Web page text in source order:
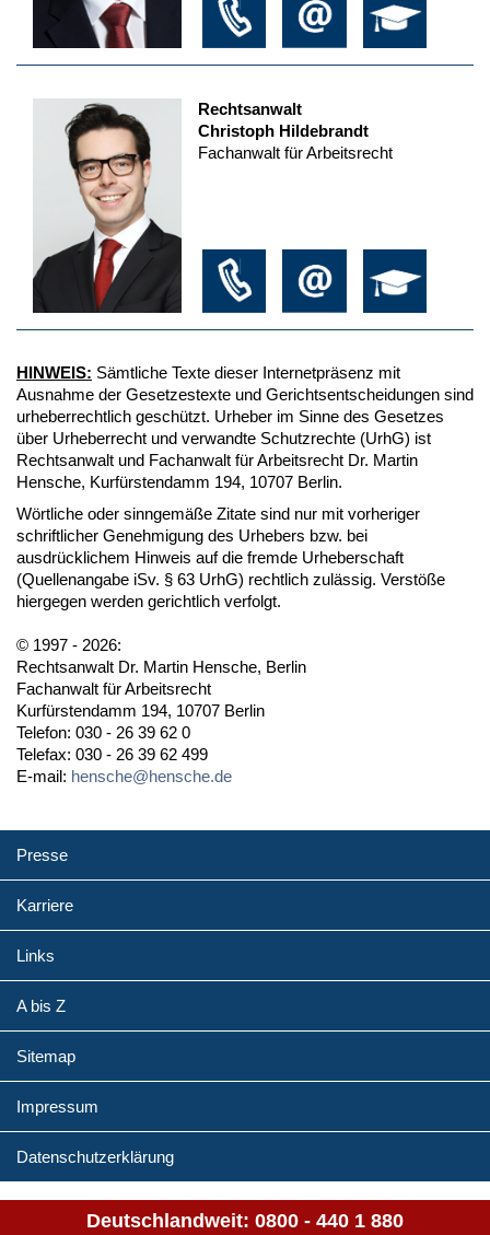
Rechtsanwalt
Christoph Hildebrandt
Fachanwalt für Arbeitsrecht
HINWEIS: Sämtliche Texte dieser Internetpräsenz mit
Ausnahme der Gesetzestexte und Gerichtsentscheidungen sind
urheberrechtlich geschützt. Urheber im Sinne des Gesetzes
über Urheberrecht und verwandte Schutzrechte (UrhG) ist
Rechtsanwalt und Fachanwalt für Arbeitsrecht Dr. Martin
Hensche, Kurfürstendamm 194, 10707 Berlin.
Wörtliche oder sinngemäße Zitate sind nur mit vorheriger
schriftlicher Genehmigung des Urhebers bzw. bei
ausdrücklichem Hinweis auf die fremde Urheberschaft
(Quellenangabe iSv. § 63 UrhG) rechtlich zulässig. Verstöße
hiergegen werden gerichtlich verfolgt.
© 1997 - 2026:
Rechtsanwalt Dr. Martin Hensche, Berlin
Fachanwalt für Arbeitsrecht
Kurfürstendamm 194, 10707 Berlin
Telefon: 030 - 26 39 62 0
Telefax: 030 - 26 39 62 499
E-mail: hensche@hensche.de
Presse
Karriere
Links
A bis Z
Sitemap
Impressum
Datenschutzerklärung
Deutschlandweit: 0800 - 440 1 880